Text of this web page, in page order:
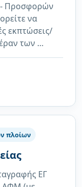
Προσφορών
να
εκπτώσεις/
των …
πλοίων
ΕΓ